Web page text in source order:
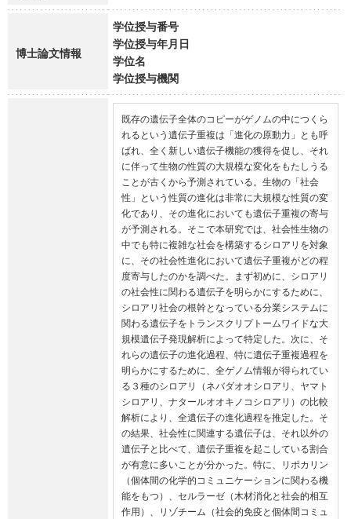
博士論文情報
学位授与番号
学位授与年月日
学位名
学位授与機関
既存の遺伝子全体のコピーがゲノムの中につくら
れるという遺伝子重複は「進化の原動力」とも呼
ばれ、全く新しい遺伝子機能の獲得を促し、それ
に伴って生物の性質の大規模な変化をもたしうる
ことが古くから予測されている。生物の「社会
性」という性質の進化は非常に大規模な性質の変
化であり、その進化においても遺伝子重複の寄与
が予測される。そこで本研究では、社会性生物の
中でも特に複雑な社会を構築するシロアリを対象
に、その社会性進化において遺伝子重複がどの程
度寄与したのかを調べた。まず初めに、シロアリ
の社会性に関わる遺伝子を明らかにするために、
シロアリ社会の根幹となっている分業システムに
関わる遺伝子をトランスクリプトームワイドな大
規模遺伝子発現解析によって特定した。次に、そ
れらの遺伝子の進化過程、特に遺伝子重複過程を
明らかにするために、全ゲノム情報が得られてい
る３種のシロアリ（ネバダオオシロアリ、ヤマト
シロアリ、ナタールオオキノコシロアリ）の比較
解析により、全遺伝子の進化過程を推定した。そ
の結果、社会性に関連する遺伝子は、それ以外の
遺伝子と比べて、遺伝子重複を起こしている割合
が有意に多いことが分かった。特に、リポカリン
（個体間の化学的コミュニケーションに関わる機
能をもつ）、セルラーゼ（木材消化と社会的相互
作用）、リゾチーム（社会的免疫と個体間コミュ